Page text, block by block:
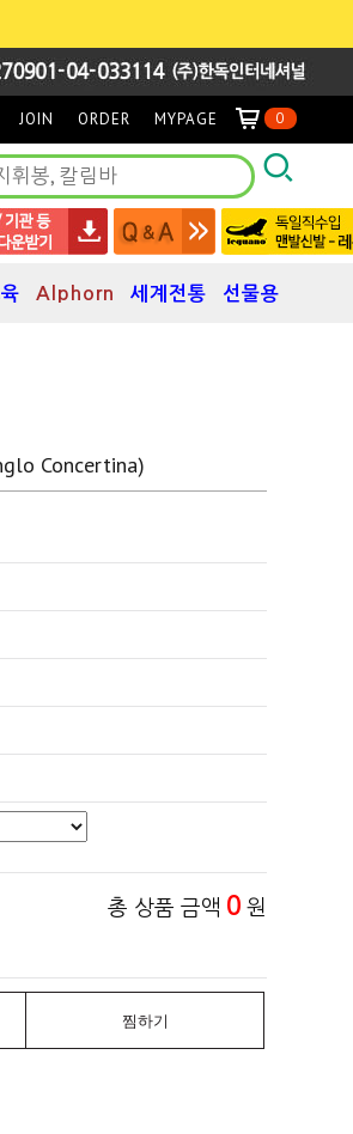
JOIN ORDER MYPAGE 0
Alphorn 세계전통 선물용
Concertina)
총 상품 금액 0 원
찜하기